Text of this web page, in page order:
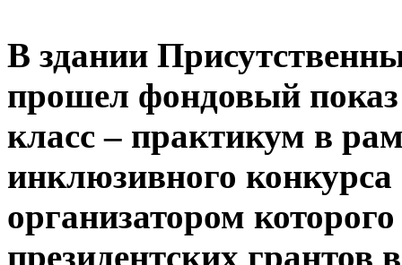
В здании
прошел фондовый
класс – практикум в
инклюзивного
организатором
президентских